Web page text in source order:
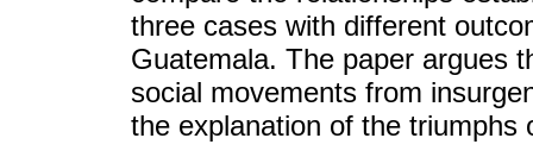
three cases with different
Guatemala. The paper argues
social movements from
the explanation of the triumphs